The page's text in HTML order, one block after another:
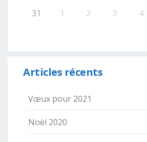
31 1 2 3 4
Articles récents
Vœux pour 2021
Noël 2020